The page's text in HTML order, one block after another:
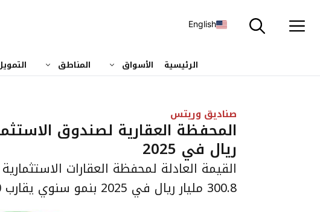
إلى
English
الرئيسية الأسواق المناطق
صناديق وريتس
ريال في 2025
القيمة العادلة لمحفظة العقارات
300.8 مليار ريال في 2025 بنمو سنوي يقارب 20%